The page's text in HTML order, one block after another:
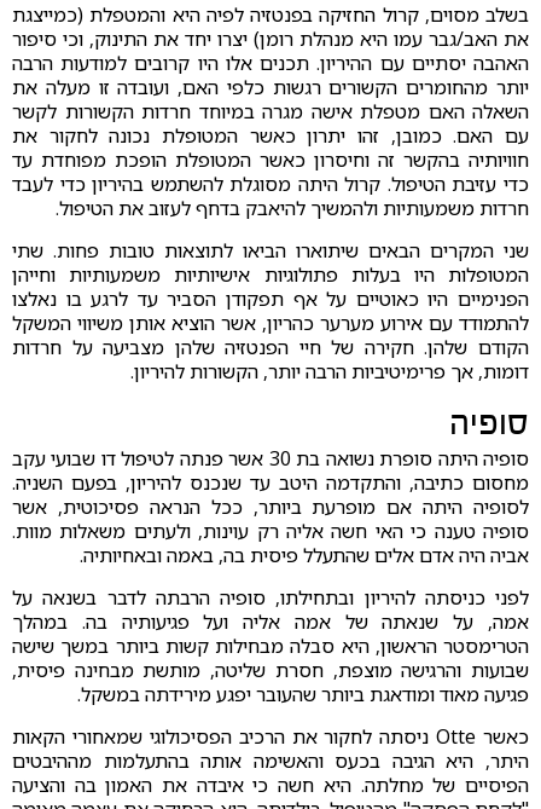
בשלב מסוים, קרול החזיקה בפנטזיה לפיה היא והמטפלת (כמייצגת
את האב/גבר עמו היא מנהלת רומן) יצרו יחד את התינוק, וכי סיפור
האהבה יסתיים עם ההיריון. תכנים אלו היו קרובים למודעות הרבה
יותר מהחומרים הקשורים רגשות כלפי האם, ועובדה זו מעלה את
השאלה האם מטפלת אישה מגרה במיוחד חרדות הקשורות לקשר
עם האם. כמובן, זהו יתרון כאשר המטופלת נכונה לחקור את
חוויותיה בהקשר זה וחיסרון כאשר המטופלת הופכת מפוחדת עד
כדי עזיבת הטיפול. קרול היתה מסוגלת להשתמש בהיריון כדי לעבד
חרדות משמעותיות ולהמשיך להיאבק בדחף לעזוב את הטיפול.
שני המקרים הבאים שיתוארו הביאו לתוצאות טובות פחות. שתי
המטופלות היו בעלות פתולוגיות אישיותיות משמעותיות וחייהן
הפנימיים היו כאוטיים על אף תפקודן הסביר עד לרגע בו נאלצו
להתמודד עם אירוע מערער כהריון, אשר הוציא אותן משיווי המשקל
הקודם שלהן. חקירה של חיי הפנטזיה שלהן מצביעה על חרדות
דומות, אך פרימיטיביות הרבה יותר, הקשורות להיריון.
סופיה
סופיה היתה סופרת נשואה בת 30 אשר פנתה לטיפול דו שבועי עקב
מחסום כתיבה, והתקדמה היטב עד שנכנס להיריון, בפעם השניה.
לסופיה היתה אם מופרעת ביותר, ככל הנראה פסיכוטית, אשר
סופיה טענה כי האי חשה אליה רק עוינות, ולעתים משאלות מוות.
אביה היה אדם אלים שהתעלל פיסית בה, באמה ובאחיותיה.
לפני כניסתה להיריון ובתחילתו, סופיה הרבתה לדבר בשנאה על
אמה, על שנאתה של אמה אליה ועל פגיעותיה בה. במהלך
הטרימסטר הראשון, היא סבלה מבחילות קשות ביותר במשך שישה
שבועות והרגישה מוצפת, חסרת שליטה, מותשת מבחינה פיסית,
פגיעה מאוד ומודאגת ביותר שהעובר יפגע מירידתה במשקל.
כאשר Otte ניסתה לחקור את הרכיב הפסיכולוגי שמאחורי הקאות
היתר, היא הגיבה בכעס והאשימה אותה בהתעלמות מההיבטים
הפיסיים של מחלתה. היא חשה כי איבדה את האמון בה והציעה